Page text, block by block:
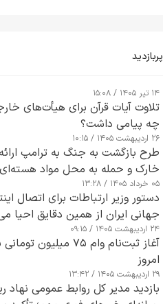
پربازدید
۱۴ تیر ۱۴۰۵ / ۱۵:۰۸
تلاوت آیات قرآن برای هیأت‌های
چه پیامی داشت؟
۲۶ اردیبهشت ۱۴۰۵ / ۱۰:۱۵
طرح‌ بازگشت به جنگ به ترامپ
خارک و حمله به محل مواد
۰۵ خرداد ۱۴۰۵ / ۱۳:۲۸
دستور وزیر ارتباطات برای اتصال
جهانی ایران از همین دقایق احیا
تا ۲۴ ساعت آینده
۲۴ اردیبهشت ۱۴۰۵ / ۰۹:۱۵
آغاز ثبت‌نام وام ۷۵
امروز
۲۹ اردیبهشت ۱۴۰۵ / ۱۳:۴۲
بازدید مدیر کل روابط عمومی نهاد